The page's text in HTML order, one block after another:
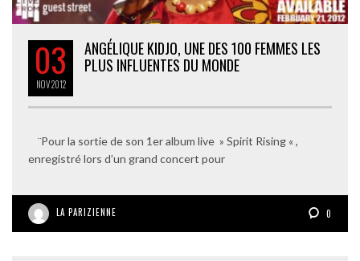
03
NOV2012
ANGÉLIQUE KIDJO, UNE DES 100 FEMMES LES
PLUS INFLUENTES DU MONDE
¨Pour la sortie de son 1er album live » Spirit Rising « ,
enregistré lors d’un grand concert pour
LA PARIZIENNE 0